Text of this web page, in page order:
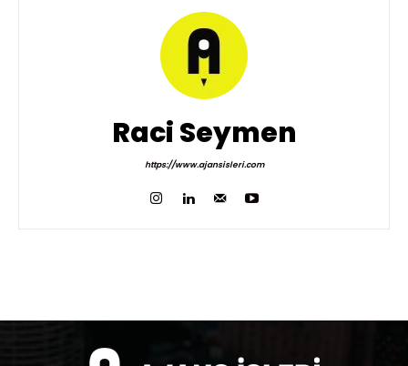
Raci Seymen
https://www.ajansisleri.com